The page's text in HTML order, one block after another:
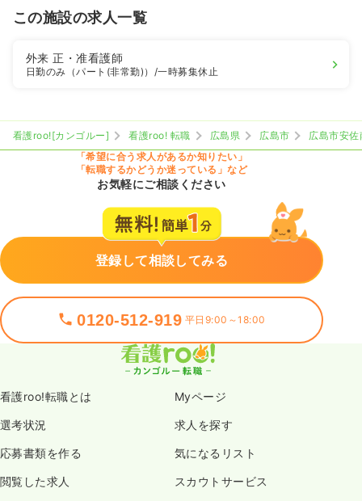
この施設の求人一覧
外来正・准看護師
日勤のみ（パート(非常勤)） /一時募集休止
看護roo![カンゴルー] 看護roo! 転職 広島県 広島市
広島市安佐
「希望に合う求人があるか知りたい」
「転職するかどうか迷っている」など
お気軽にご相談ください
登録して相談してみる
0120-512-919 平日9:00～18:00
看護roo!転職とは Myページ
選考状況 求人を探す
応募書類を作る 気になるリスト
閲覧した求人 スカウトサービス